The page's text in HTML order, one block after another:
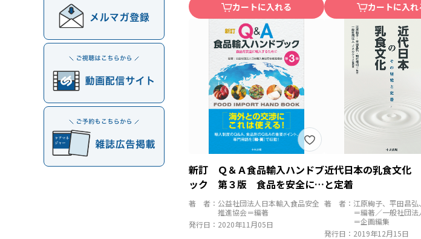
カートに入れる カートに入れ
新訂 Ｑ＆Ａ食品輸入ハンドブ
ック 第３版 食品を安全に輸
入するために
著 者： 公益社団法人日本輸入食品安全
推進協会＝編著
発行日： 2020年11月05日
近代日本の乳食文化
と定着
著 者： 江原絢子、平田昌
＝編著／一般社団法
＝企画編集
発行日： 2019年12月15日